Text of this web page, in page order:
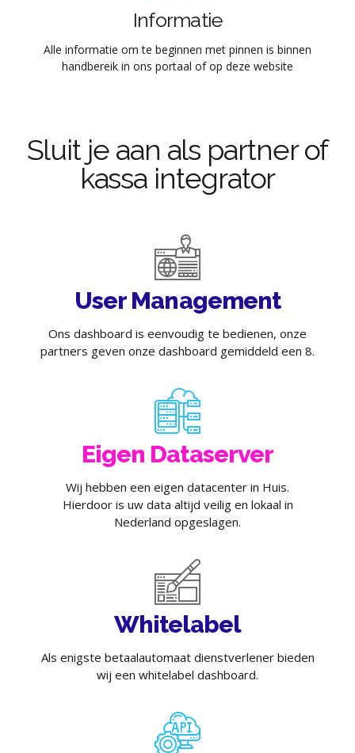
Informatie
Alle informatie om te beginnen met pinnen is binnen
handbereik in ons portaal of op deze website
Sluit je aan als partner of
kassa integrator
User Management
Ons dashboard is eenvoudig te bedienen, onze
partners geven onze dashboard gemiddeld een 8.
Eigen Dataserver
Wij hebben een eigen datacenter in Huis.
Hierdoor is uw data altijd veilig en lokaal in
Nederland opgeslagen.
Whitelabel
Als enigste betaalautomaat dienstverlener bieden
wij een whitelabel dashboard.